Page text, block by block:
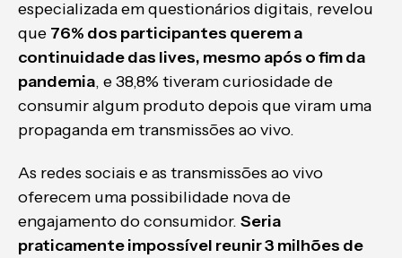
especializada em questionários digitais, revelou
que 76% dos participantes querem a
continuidade das lives, mesmo após o fim da
pandemia, e 38,8% tiveram curiosidade de
consumir algum produto depois que viram uma
propaganda em transmissões ao vivo.
As redes sociais e as transmissões ao vivo
oferecem uma possibilidade nova de
engajamento do consumidor. Seria
praticamente impossível reunir 3 milhões de